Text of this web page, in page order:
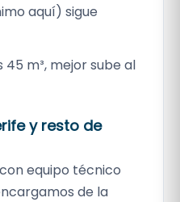
aquí) sigue
45 m³, mejor sube al
y resto de
equipo técnico
de la